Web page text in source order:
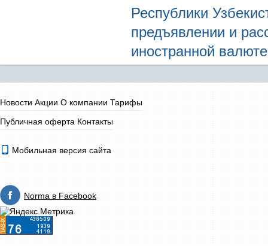
Республики
предъявлении и
иностранной
Новости Акции О компании Тарифы
Публичная оферта Контакты
Мобильная версия сайта
Norma в Facebook